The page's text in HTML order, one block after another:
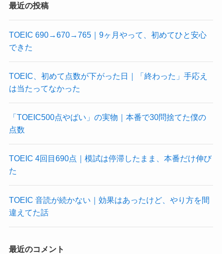
最近の投稿
TOEIC 690→670→765｜9ヶ月やって、初めてひと安心
できた
TOEIC、初めて点数が下がった日｜「終わった」手応え
は当たってなかった
「TOEIC500点やばい」の実物｜本番で30問捨てた僕の
点数
TOEIC 4回目690点｜模試は停滞したまま、本番だけ伸び
た
TOEIC 音読が続かない｜効果はあったけど、やり方を間
違えてた話
最近のコメント